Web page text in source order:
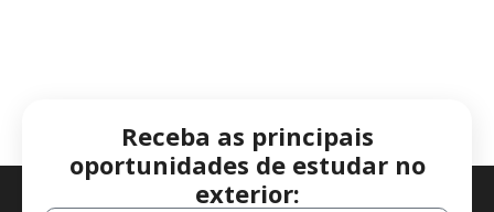
Receba as principais
oportunidades de estudar no
exterior: